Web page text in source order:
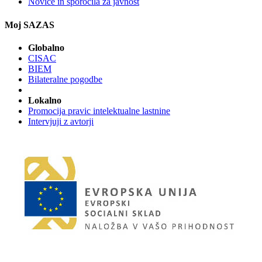
Moj SAZAS
Globalno
CISAC
BIEM
Bilateralne pogodbe
Lokalno
Promocija pravic intelektualne lastnine
Intervjuji z avtorji